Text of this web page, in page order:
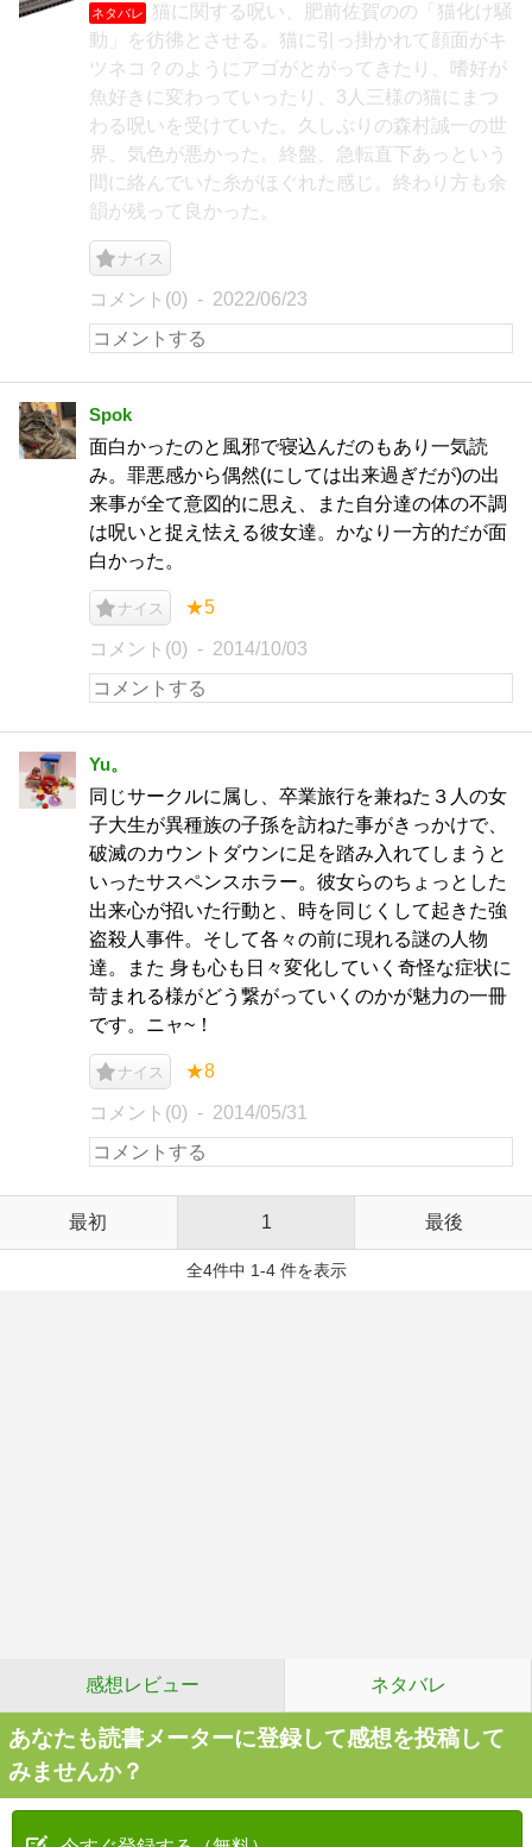
ネタバレ
猫に関する呪い、肥前佐賀のの「猫化け騒
動」を彷彿とさせる。猫に引っ掛かれて顔面がキ
ツネコ？のようにアゴがとがってきたり、嗜好が
魚好きに変わっていったり、3人三様の猫にまつ
わる呪いを受けていた。久しぶりの森村誠一の世
界、気色が悪かった。終盤、急転直下あっという
間に絡んでいた糸がほぐれた感じ。終わり方も余
韻が残って良かった。
ナイス
コメント(0) 2022/06/23
Spok
面白かったのと風邪で寝込んだのもあり一気読
み。罪悪感から偶然(にしては出来過ぎだが)の出
来事が全て意図的に思え、また自分達の体の不調
は呪いと捉え怯える彼女達。かなり一方的だが面
白かった。
ナイス ★5
コメント(0) 2014/10/03
Yu。
同じサークルに属し、卒業旅行を兼ねた３人の女
子大生が異種族の子孫を訪ねた事がきっかけで、
破滅のカウントダウンに足を踏み入れてしまうと
いったサスペンスホラー。彼女らのちょっとした
出来心が招いた行動と、時を同じくして起きた強
盗殺人事件。そして各々の前に現れる謎の人物
達。また 身も心も日々変化していく奇怪な症状に
苛まれる様がどう繋がっていくのかが魅力の一冊
です。ニャ~！
ナイス ★8
コメント(0) 2014/05/31
最初 1 最後
全4件中 1-4 件を表示
感想レビュー ネタバレ
あなたも読書メーターに登録して感想を投稿して
みませんか？